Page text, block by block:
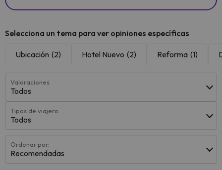
Selecciona un tema para ver opiniones específicas
Ubicación (2) Hotel Nuevo (2) Reforma (1)
Valoraciones
Todos
Tipos de viajero
Todos
Ordenar por:
Recomendadas